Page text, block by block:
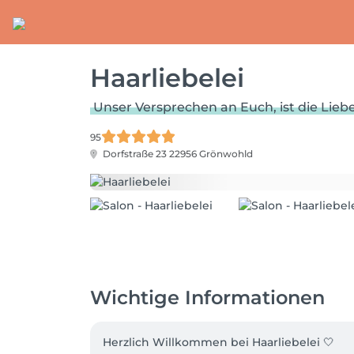
Haarliebelei
Unser Versprechen an Euch, ist die
95
Dorfstraße 23 22956 Grönwohld
Wichtige Informationen
Herzlich Willkommen bei Haarliebelei 🤍